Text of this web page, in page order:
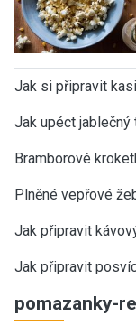
Jak si připravit
Jak upéct
Bramborové
Plněné vepřové
Jak připravit
Jak připravit
pomazanky-